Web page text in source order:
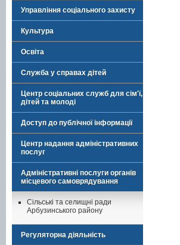
Управління соціального захисту
Культура
Освіта
Служба у справах дітей
Центр соціальних служб для сім'ї,
дітей та молоді
Доступ до публічної інформації
Центр надання адміністративних
послуг
Адміністративні послуги органів
місцевого самоврядування
Сільські та селищні ради
Арбузинського району
Регуляторна діяльність